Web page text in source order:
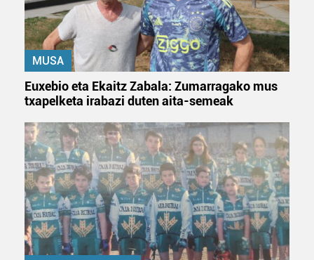
MUSA
Euxebio eta Ekaitz Zabala: Zumarragako mus
txapelketa irabazi duten aita-semeak